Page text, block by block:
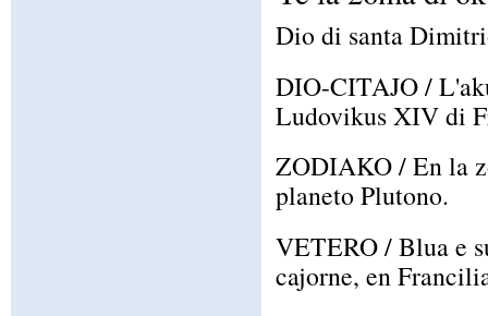
Dio di santa
DIO-CITAJO /
Ludovikus XIV di
ZODIAKO / En la
planeto Plutono.
VETERO / Blua e
cajorne, en